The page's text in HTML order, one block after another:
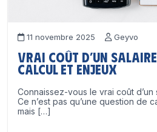
11 novembre 2025 Geyvo
Vrai coût d’un salaire
calcul et enjeux
Connaissez-vous le vrai coût d’un
Ce n’est pas qu’une question de
mais […]